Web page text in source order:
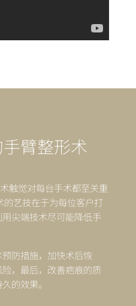
手臂整形术
触觉对每台手术都至关重
的艺技在于为每位客户打
用尖端技术尽可能降低手
防措施，加快术后恢
，最后，改善疤痕的质
的效果。